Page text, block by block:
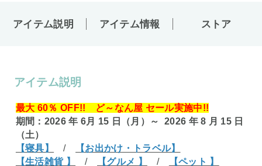
アイテム説明 アイテム情報 ストア
アイテム説明
最大 60％ OFF!! ど～なん屋 セール実施中!!
期間：2026 年 6月 15 日（月）～ 2026 年 8 月 15 日
（土）
【寝具】
/
【お出かけ・トラベル】
【生活雑貨 】
/ 【グルメ 】 /
【ペット 】